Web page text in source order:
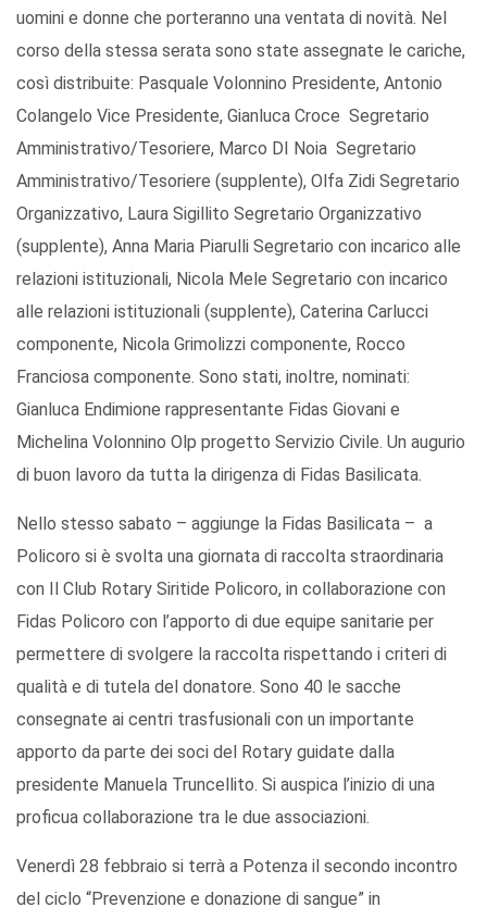
uomini e donne che porteranno una ventata di novità. Nel
corso della stessa serata sono state assegnate le cariche,
così distribuite: Pasquale Volonnino Presidente, Antonio
Colangelo Vice Presidente, Gianluca Croce Segretario
Amministrativo/Tesoriere, Marco DI Noia Segretario
Amministrativo/Tesoriere (supplente), Olfa Zidi Segretario
Organizzativo, Laura Sigillito Segretario Organizzativo
(supplente), Anna Maria Piarulli Segretario con incarico alle
relazioni istituzionali, Nicola Mele Segretario con incarico
alle relazioni istituzionali (supplente), Caterina Carlucci
componente, Nicola Grimolizzi componente, Rocco
Franciosa componente. Sono stati, inoltre, nominati:
Gianluca Endimione rappresentante Fidas Giovani e
Michelina Volonnino Olp progetto Servizio Civile. Un augurio
di buon lavoro da tutta la dirigenza di Fidas Basilicata.
Nello stesso sabato – aggiunge la Fidas Basilicata – a
Policoro si è svolta una giornata di raccolta straordinaria
con Il Club Rotary Siritide Policoro, in collaborazione con
Fidas Policoro con l’apporto di due equipe sanitarie per
permettere di svolgere la raccolta rispettando i criteri di
qualità e di tutela del donatore. Sono 40 le sacche
consegnate ai centri trasfusionali con un importante
apporto da parte dei soci del Rotary guidate dalla
presidente Manuela Truncellito. Si auspica l’inizio di una
proficua collaborazione tra le due associazioni.
Venerdì 28 febbraio si terrà a Potenza il secondo incontro
del ciclo “Prevenzione e donazione di sangue” in